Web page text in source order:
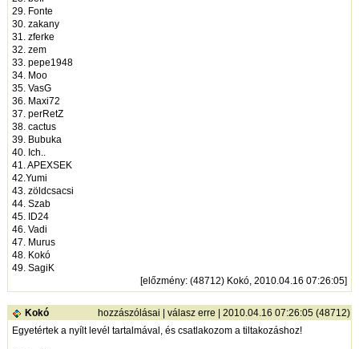
29. Fonte
30. zakany
31. zferke
32. zem
33. pepe1948
34. Moo
35. VasG
36. Maxi72
37. perRetZ
38. cactus
39. Bubuka
40. Ich..
41. APEXSEK
42.Yumi
43. zöldcsacsi
44. Szab
45. ID24
46. Vadi
47. Murus
48. Kokó
49. SagiK
[előzmény: (48712) Kokó, 2010.04.16 07:26:05]
Kokó hozzászólásai | válasz erre | 2010.04.16 07:26:05 (48712)
Egyetértek a nyílt levél tartalmával, és csatlakozom a tiltakozáshoz!